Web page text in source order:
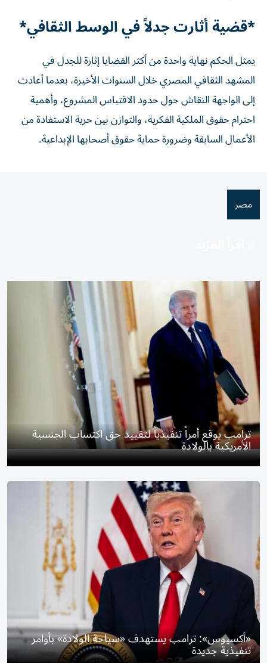
*قضية أثارت جدلاً في الوسط الثقافي*
يمثل الحكم نهاية واحدة من أكثر القضايا إثارة للجدل في
المشهد الثقافي المصري خلال السنوات الأخيرة، بعدما أعادت
إلى الواجهة النقاش حول حدود الاقتباس المشروع، وأهمية
احترام حقوق الملكية الفكرية، والتوازن بين حرية الاستفادة من
الأعمال السابقة وضرورة حماية حقوق أصحابها الإبداعية.
مصر
ترامب يوقع أمراً تنفيذياً لتقييد حق اكتساب الجنسية
الأمريكية بالولادة
«أكسيوس»: ترامب يستهدف «سياحة الولادة» بأوامر
تنفيذية جديدة